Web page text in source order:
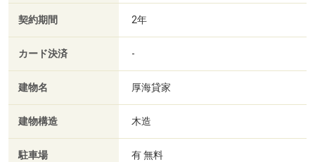
契約期間 2年
カード決済 -
建物名 厚海貸家
建物構造 木造
駐車場 有 無料